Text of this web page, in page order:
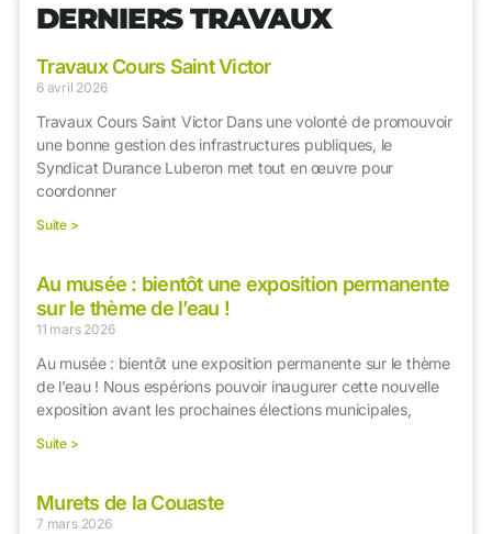
DERNIERS TRAVAUX
Travaux Cours Saint Victor
6 avril 2026
Travaux Cours Saint Victor Dans une volonté de promouvoir
une bonne gestion des infrastructures publiques, le
Syndicat Durance Luberon met tout en œuvre pour
coordonner
Suite >
Au musée : bientôt une exposition permanente
sur le thème de l’eau !
11 mars 2026
Au musée : bientôt une exposition permanente sur le thème
de l’eau ! Nous espérions pouvoir inaugurer cette nouvelle
exposition avant les prochaines élections municipales,
Suite >
Murets de la Couaste
7 mars 2026